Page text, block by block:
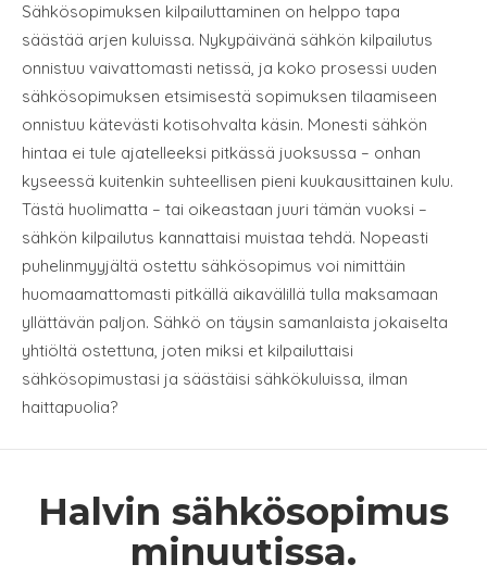
Sähkösopimuksen kilpailuttaminen on helppo tapa
säästää arjen kuluissa. Nykypäivänä sähkön kilpailutus
onnistuu vaivattomasti netissä, ja koko prosessi uuden
sähkösopimuksen etsimisestä sopimuksen tilaamiseen
onnistuu kätevästi kotisohvalta käsin. Monesti sähkön
hintaa ei tule ajatelleeksi pitkässä juoksussa – onhan
kyseessä kuitenkin suhteellisen pieni kuukausittainen kulu.
Tästä huolimatta – tai oikeastaan juuri tämän vuoksi –
sähkön kilpailutus kannattaisi muistaa tehdä. Nopeasti
puhelinmyyjältä ostettu sähkösopimus voi nimittäin
huomaamattomasti pitkällä aikavälillä tulla maksamaan
yllättävän paljon. Sähkö on täysin samanlaista jokaiselta
yhtiöltä ostettuna, joten miksi et kilpailuttaisi
sähkösopimustasi ja säästäisi sähkökuluissa, ilman
haittapuolia?
Halvin sähkösopimus
minuutissa.